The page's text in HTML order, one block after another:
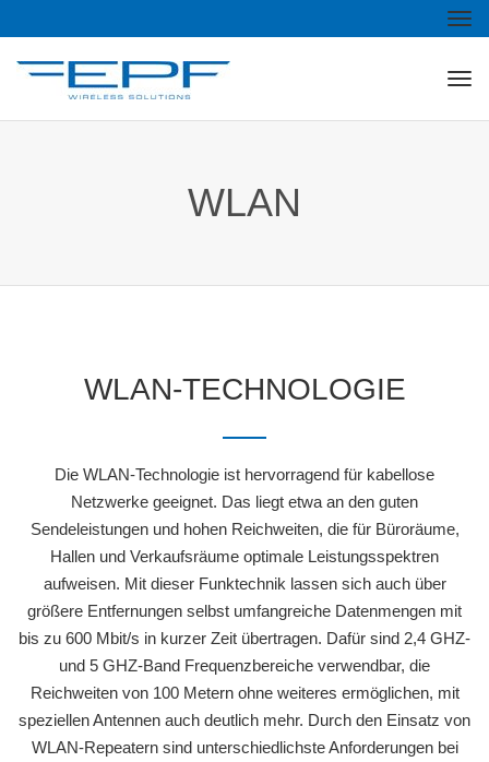
WLAN
WLAN-TECHNOLOGIE
Die WLAN-Technologie ist hervorragend für kabellose
Netzwerke geeignet. Das liegt etwa an den guten
Sendeleistungen und hohen Reichweiten, die für Büroräume,
Hallen und Verkaufsräume optimale Leistungsspektren
aufweisen. Mit dieser Funktechnik lassen sich auch über
größere Entfernungen selbst umfangreiche Datenmengen mit
bis zu 600 Mbit/s in kurzer Zeit übertragen. Dafür sind 2,4 GHZ-
und 5 GHZ-Band Frequenzbereiche verwendbar, die
Reichweiten von 100 Metern ohne weiteres ermöglichen, mit
speziellen Antennen auch deutlich mehr. Durch den Einsatz von
WLAN-Repeatern sind unterschiedlichste Anforderungen bei